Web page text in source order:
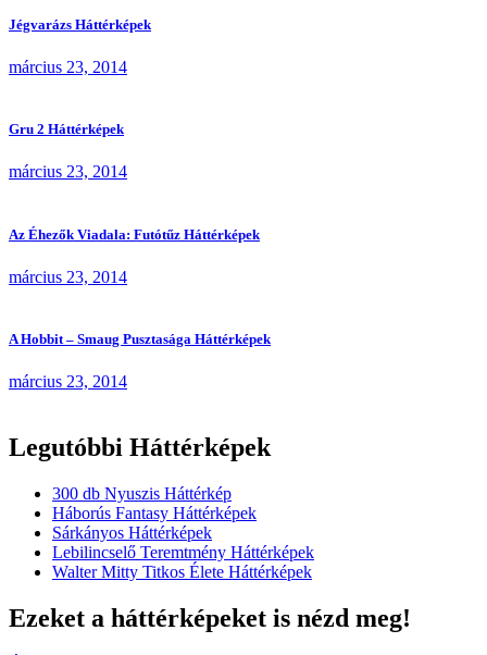
Jégvarázs Háttérképek
március 23, 2014
Gru 2 Háttérképek
március 23, 2014
Az Éhezők Viadala: Futótűz Háttérképek
március 23, 2014
A Hobbit – Smaug Pusztasága Háttérképek
március 23, 2014
Legutóbbi Háttérképek
300 db Nyuszis Háttérkép
Háborús Fantasy Háttérképek
Sárkányos Háttérképek
Lebilincselő Teremtmény Háttérképek
Walter Mitty Titkos Élete Háttérképek
Ezeket a háttérképeket is nézd meg!